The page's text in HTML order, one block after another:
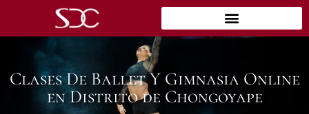
Clases De Ballet Y Gimnasia Online
en Distrito de Chongoyape